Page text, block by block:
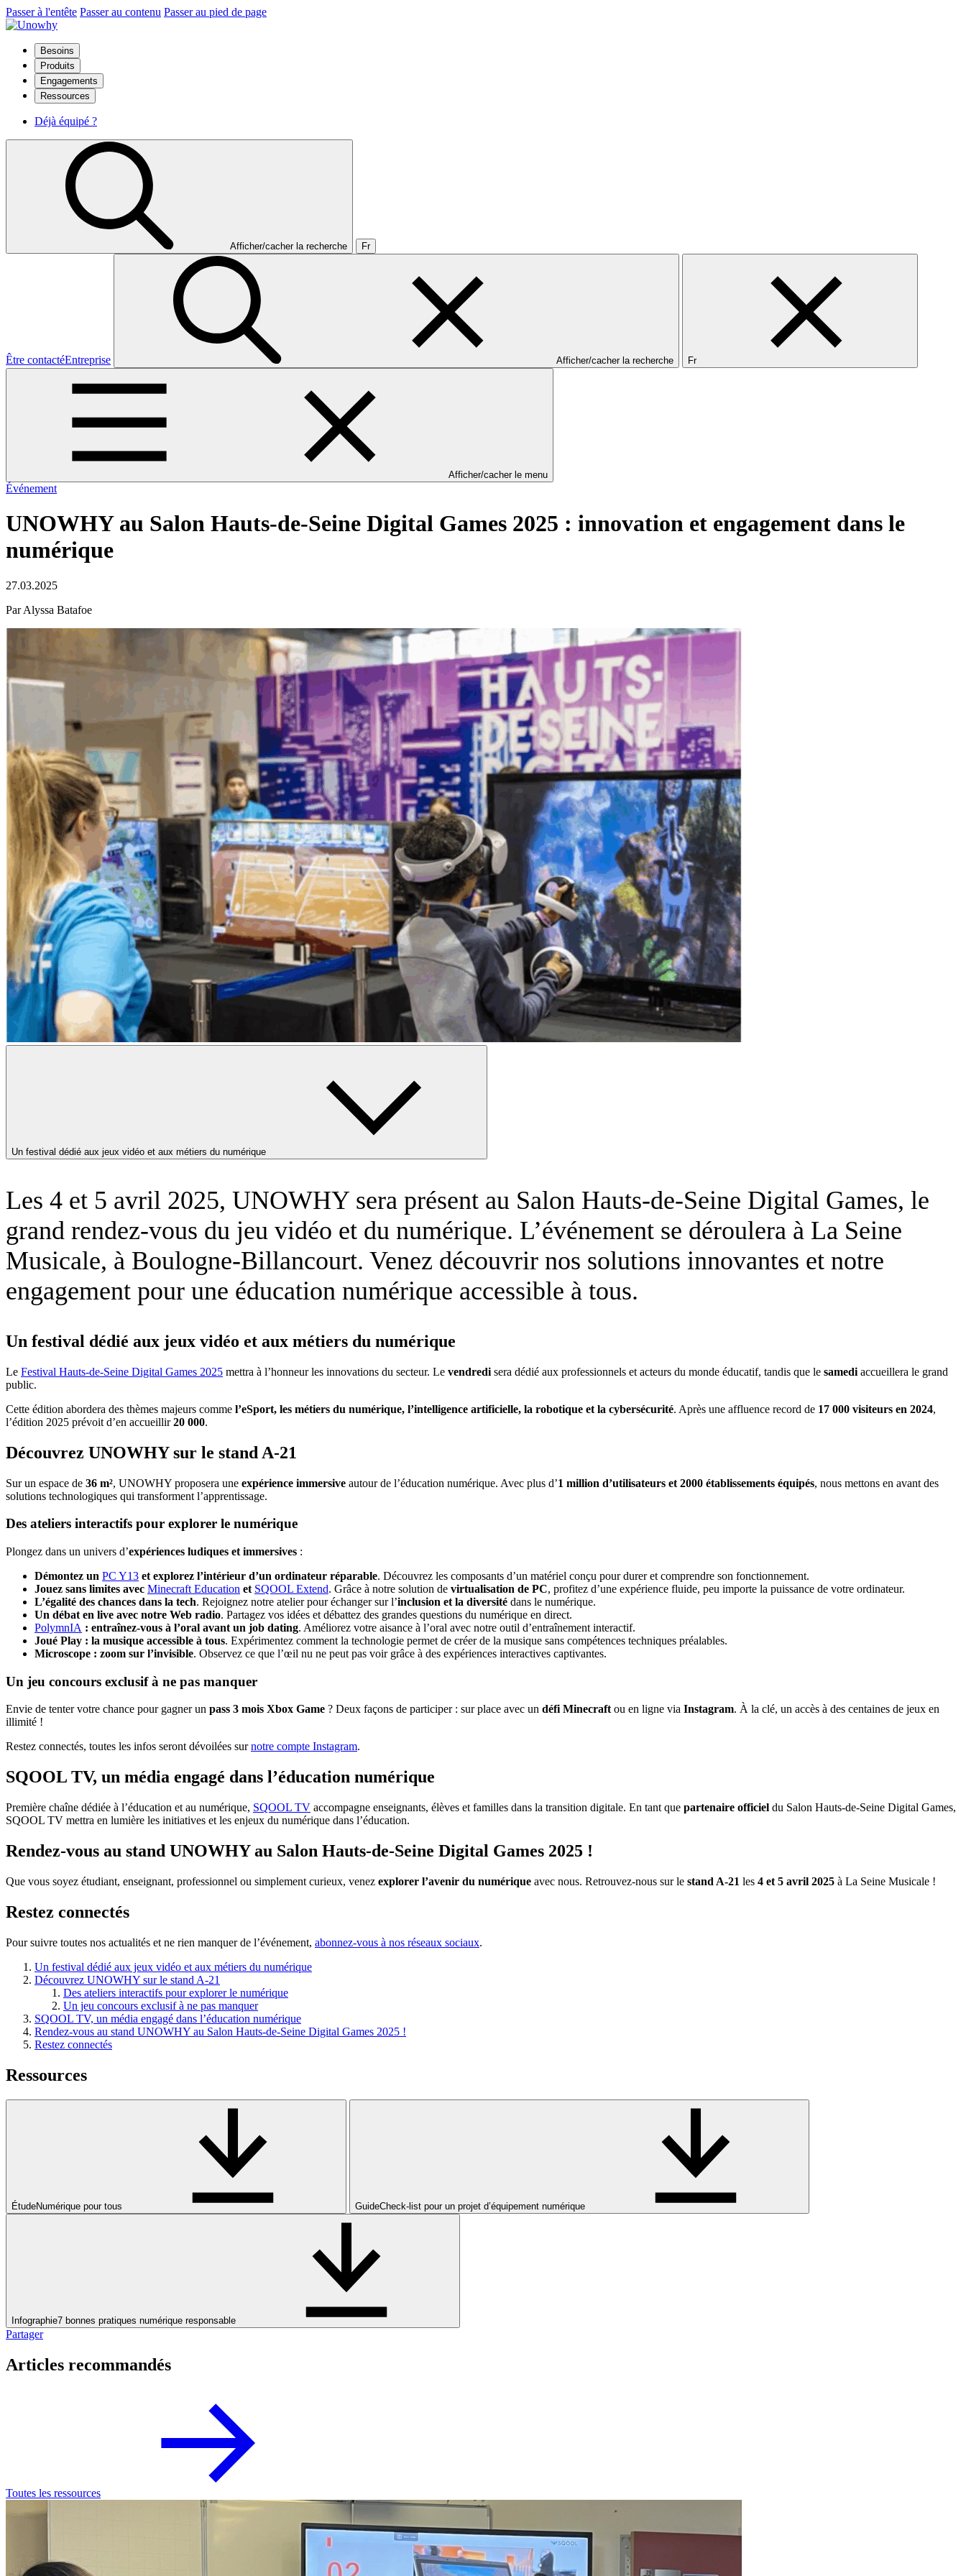
Passer à l'entête Passer au contenu Passer au pied de page
Besoins
Produits
Engagements
Ressources
Déjà équipé ?
Afficher/cacher la recherche Fr
Être contactéEntreprise Afficher/cacher la recherche Fr
Afficher/cacher le menu
Événement
UNOWHY au Salon Hauts-de-Seine Digital Games 2025 : innovation et engagement dans le
numérique
27.03.2025
Par Alyssa Batafoe
Un festival dédié aux jeux vidéo et aux métiers du numérique
Les 4 et 5 avril 2025, UNOWHY sera présent au Salon Hauts-de-Seine Digital Games, le
grand rendez-vous du jeu vidéo et du numérique. L’événement se déroulera à La Seine
Musicale, à Boulogne-Billancourt. Venez découvrir nos solutions innovantes et notre
engagement pour une éducation numérique accessible à tous.
Un festival dédié aux jeux vidéo et aux métiers du numérique
Le Festival Hauts-de-Seine Digital Games 2025 mettra à l’honneur les innovations du secteur. Le vendredi sera dédié aux professionnels et acteurs du monde éducatif, tandis que le samedi accueillera le grand
public.
Cette édition abordera des thèmes majeurs comme l’eSport, les métiers du numérique, l’intelligence artificielle, la robotique et la cybersécurité. Après une affluence record de 17 000 visiteurs en 2024,
l’édition 2025 prévoit d’en accueillir20 000.
Découvrez UNOWHY sur le stand A-21
Sur un espace de 36 m², UNOWHY proposera une expérience immersive autour de l’éducation numérique. Avec plus d’1 million d’utilisateurs et 2000 établissements équipés, nous mettons en avant des
solutions technologiques qui transforment l’apprentissage.
Des ateliers interactifs pour explorer le numérique
Plongez dans un univers d’expériences ludiques et immersives :
Démontez un PC Y13 et explorez l’intérieur d’un ordinateur réparable. Découvrez les composants d’un matériel conçu pour durer et comprendre son fonctionnement.
Jouez sans limites avec Minecraft Education et SQOOL Extend. Grâce à notre solution de virtualisation de PC, profitez d’une expérience fluide, peu importe la puissance de votre ordinateur.
L’égalité des chances dans la tech. Rejoignez notre atelier pour échanger sur l’inclusion et la diversité dans le numérique.
Un débat en live avec notre Web radio. Partagez vos idées et débattez des grandes questions du numérique en direct.
PolymnIA : entraînez-vous à l’oral avant un job dating. Améliorez votre aisance à l’oral avec notre outil d’entraînement interactif.
Joué Play : la musique accessible à tous. Expérimentez comment la technologie permet de créer de la musique sans compétences techniques préalables.
Microscope : zoom sur l’invisible. Observez ce que l’œil nu ne peut pas voir grâce à des expériences interactives captivantes.
Un jeu concours exclusif à ne pas manquer
Envie de tenter votre chance pour gagner un pass 3 mois Xbox Game ? Deux façons de participer : sur place avec un défi Minecraftou en ligne via Instagram. À la clé, un accès à des centaines de jeux en
illimité !
Restez connectés, toutes les infos seront dévoilées surnotre compte Instagram.
SQOOL TV, un média engagé dans l’éducation numérique
Première chaîne dédiée à l’éducation et au numérique, SQOOL TV accompagne enseignants, élèves et familles dans la transition digitale. En tant que partenaire officiel du Salon Hauts-de-Seine Digital Games,
SQOOL TV mettra en lumière les initiatives et les enjeux du numérique dans l’éducation.
Rendez-vous au stand UNOWHY au Salon Hauts-de-Seine Digital Games 2025 !
Que vous soyez étudiant, enseignant, professionnel ou simplement curieux, venez explorer l’avenir du numérique avec nous. Retrouvez-nous sur le stand A-21 les 4 et 5 avril 2025 à La Seine Musicale !
Restez connectés
Pour suivre toutes nos actualités et ne rien manquer de l’événement, abonnez-vous à nos réseaux sociaux.
Un festival dédié aux jeux vidéo et aux métiers du numérique
Découvrez UNOWHY sur le stand A-21
Des ateliers interactifs pour explorer le numérique
Un jeu concours exclusif à ne pas manquer
SQOOL TV, un média engagé dans l’éducation numérique
Rendez-vous au stand UNOWHY au Salon Hauts-de-Seine Digital Games 2025 !
Restez connectés
Ressources
ÉtudeNumérique pour tous GuideCheck-list pour un projet d’équipement numérique
Infographie7 bonnes pratiques numérique responsable
Partager
Articles recommandés
Toutes les ressources